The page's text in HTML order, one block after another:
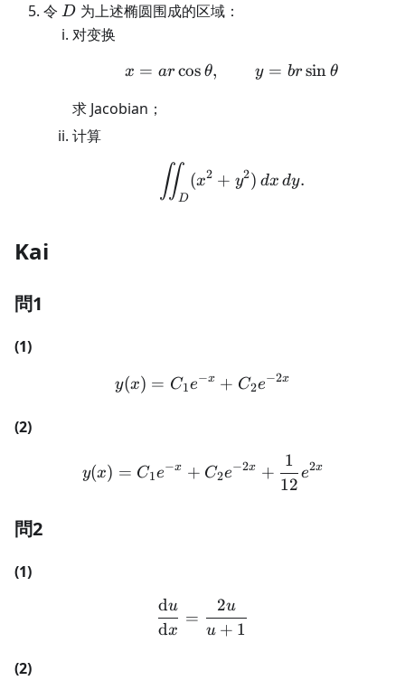
令 D
D 为上述椭圆围成的区域：
对变换
x = ar cos θ, y = br sin θ
求 Jacobian；
计算
∬D
(x2 + y2) dx dy.
Kai
問1
(1)
y(x) = C_1 e^{-x} + C_2
y(x) = C1e−x + C2e−2x
(2)
y(x) = C_1 e^{-x} +
y(x) = C1e−x + C2e−2x +
12
1
e2x
問2
(1)
dx
du
=
u + 1
2u
(2)